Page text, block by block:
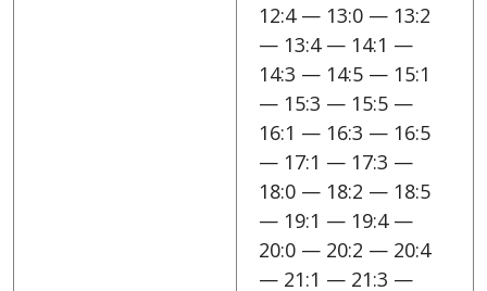
12:4 — 13:0 — 13:2
— 13:4 — 14:1 —
14:3 — 14:5 — 15:1
— 15:3 — 15:5 —
16:1 — 16:3 — 16:5
— 17:1 — 17:3 —
18:0 — 18:2 — 18:5
— 19:1 — 19:4 —
20:0 — 20:2 — 20:4
— 21:1 — 21:3 —